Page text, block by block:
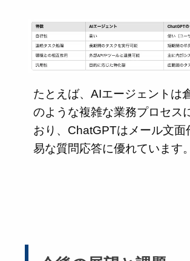
たとえば、AIエージェントは
のような複雑な業務プロセス
おり、ChatGPTはメール文面
易な質問応答に優れています。